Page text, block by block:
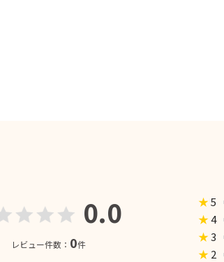
0.0
レビュー件数： 0件
★5
★4
★3
★ 2